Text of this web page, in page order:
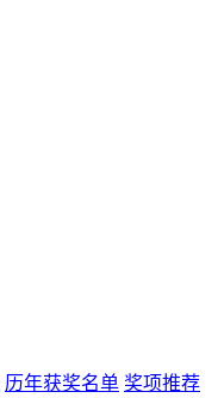
历年获奖名单 奖项推荐